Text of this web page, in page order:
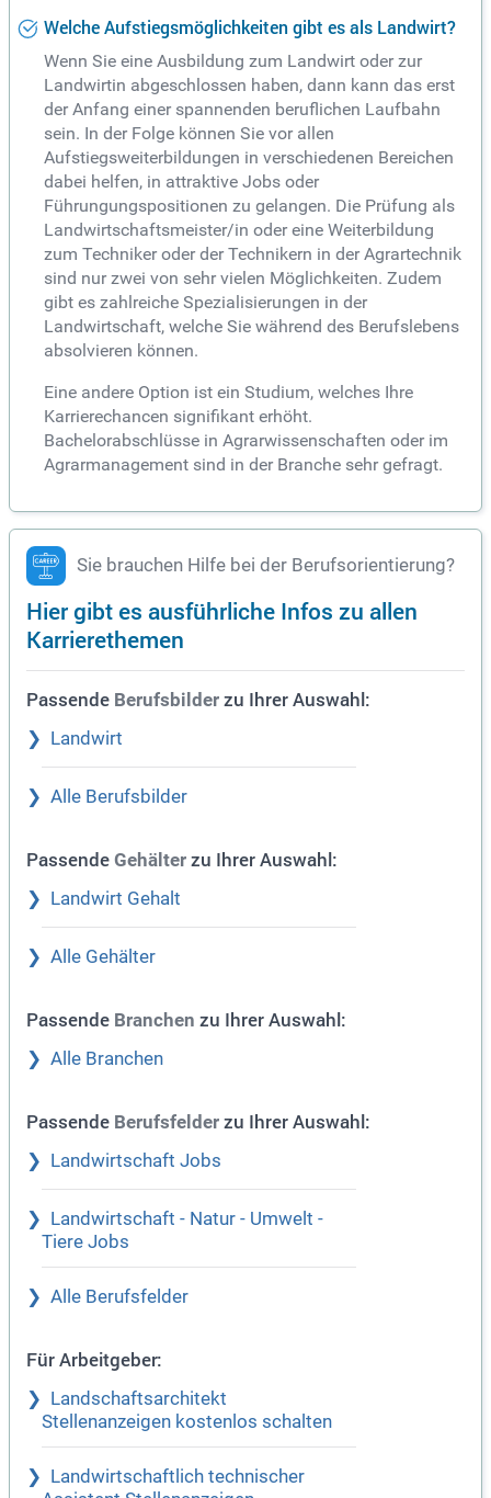
Welche Aufstiegsmöglichkeiten gibt es als Landwirt?
Wenn Sie eine Ausbildung zum Landwirt oder zur
Landwirtin abgeschlossen haben, dann kann das erst
der Anfang einer spannenden beruflichen Laufbahn
sein. In der Folge können Sie vor allen
Aufstiegsweiterbildungen in verschiedenen Bereichen
dabei helfen, in attraktive Jobs oder
Führungungspositionen zu gelangen. Die Prüfung als
Landwirtschaftsmeister/in oder eine Weiterbildung
zum Techniker oder der Technikern in der Agrartechnik
sind nur zwei von sehr vielen Möglichkeiten. Zudem
gibt es zahlreiche Spezialisierungen in der
Landwirtschaft, welche Sie während des Berufslebens
absolvieren können.
Eine andere Option ist ein Studium, welches Ihre
Karrierechancen signifikant erhöht.
Bachelorabschlüsse in Agrarwissenschaften oder im
Agrarmanagement sind in der Branche sehr gefragt.
Sie brauchen Hilfe bei der Berufsorientierung?
Hier gibt es ausführliche Infos zu allen
Karrierethemen
Passende Berufsbilder zu Ihrer Auswahl:
Landwirt
Alle Berufsbilder
Passende Gehälter zu Ihrer Auswahl:
Landwirt Gehalt
Alle Gehälter
Passende Branchen zu Ihrer Auswahl:
Alle Branchen
Passende Berufsfelder zu Ihrer Auswahl:
Landwirtschaft Jobs
Landwirtschaft - Natur - Umwelt -
Tiere Jobs
Alle Berufsfelder
Für Arbeitgeber:
Landschaftsarchitekt
Stellenanzeigen kostenlos schalten
Landwirtschaftlich technischer